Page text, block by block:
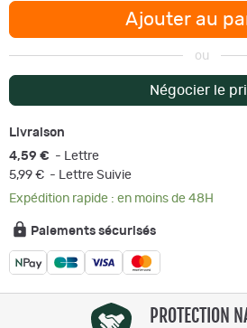
Ajouter au
ou
Négocier le
Livraison
4,59 € - Lettre
5,99 € - Lettre Suivie
Expédition rapide : en moins de 48H
Paiements sécurisés
PROTECTION